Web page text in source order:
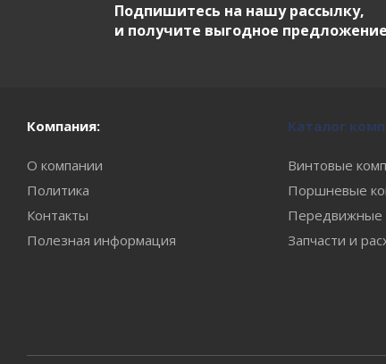
Подпишитесь на нашу рассылку,
и получите выгодное
Компания:
О компании
Политика
Контакты
Полезная информация
Каталог
Винтовые
Поршневые
Передвижные
Запчасти и